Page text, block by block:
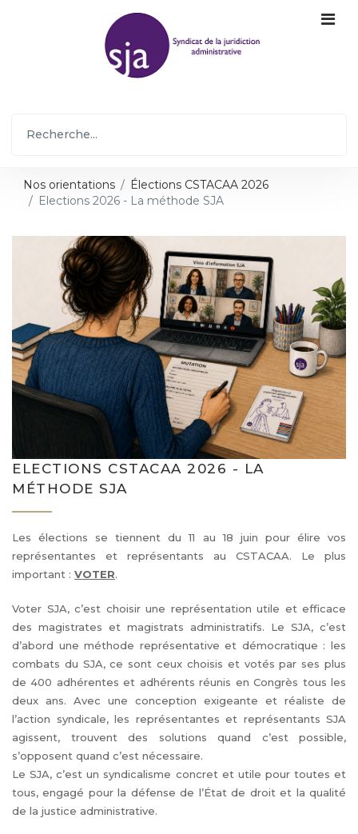
Nos orientations
Élections CSTACAA 2026
Elections 2026 - La méthode SJA
ELECTIONS CSTACAA 2026 - LA
MÉTHODE SJA
Les élections se tiennent du 11 au 18 juin pour élire vos
représentantes et représentants au CSTACAA. Le plus
important : VOTER.
Voter SJA, c’est choisir une représentation utile et efficace
des magistrates et magistrats administratifs. Le SJA, c’est
d’abord une méthode représentative et démocratique : les
combats du SJA, ce sont ceux choisis et votés par ses plus
de 400 adhérentes et adhérents réunis en Congrès tous les
deux ans. Avec une conception exigeante et réaliste de
l’action syndicale, les représentantes et représentants SJA
agissent, trouvent des solutions quand c’est possible,
s’opposent quand c’est nécessaire.
Le SJA, c’est un syndicalisme concret et utile pour toutes et
tous, engagé pour la défense de l’État de droit et la qualité
de la justice administrative.